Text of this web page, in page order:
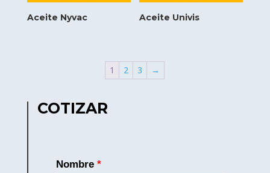
Aceite Nyvac Aceite Univis
1 2 3 →
COTIZAR
Nombre *